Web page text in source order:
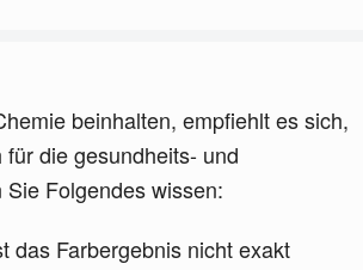
beinhalten, empfiehlt es sich,
die gesundheits- und
Folgendes wissen:
das Farbergebnis nicht exakt